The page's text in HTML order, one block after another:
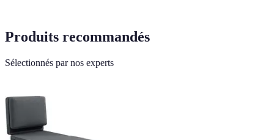
Produits recommandés
Sélectionnés par nos experts